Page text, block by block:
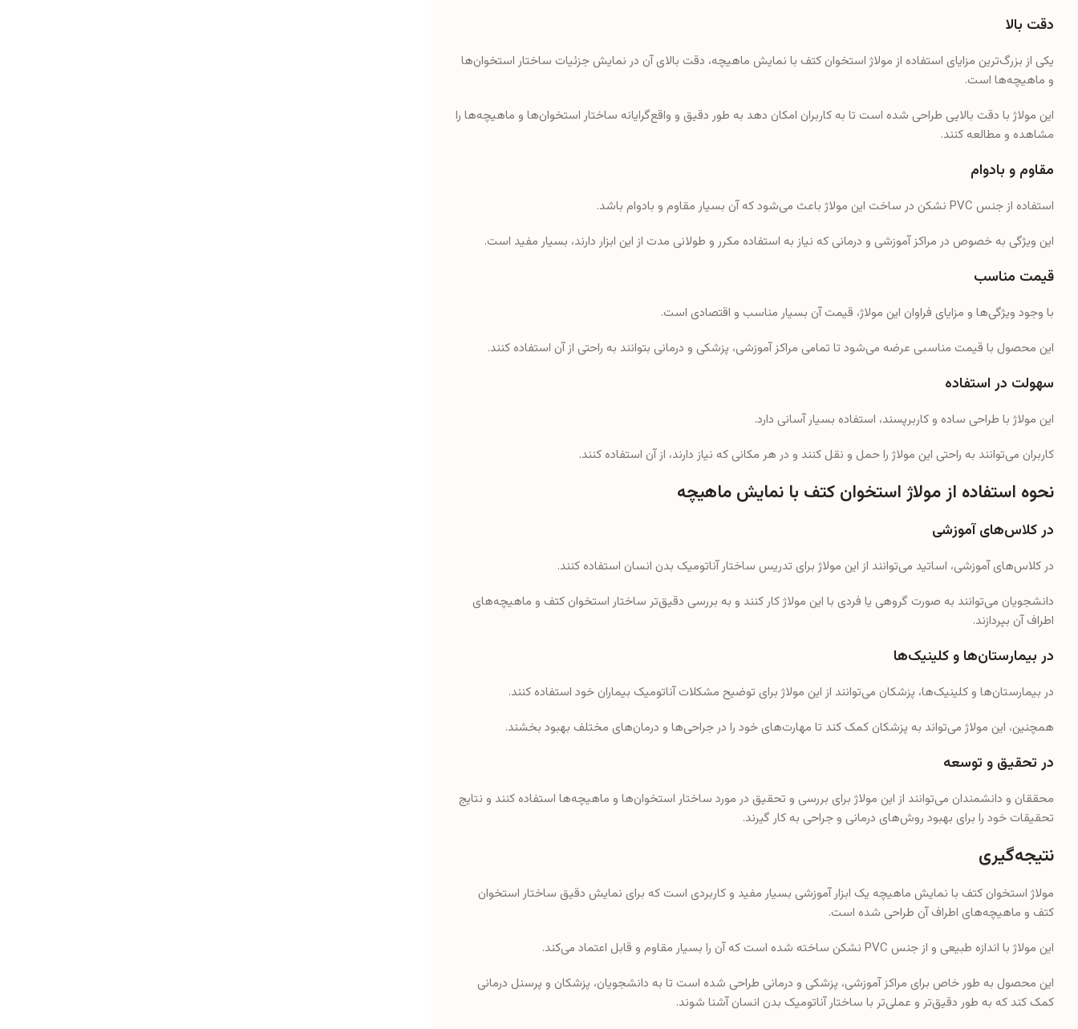
دقت بالا
یکی از بزرگ‌ترین مزایای استفاده از مولاژ استخوان کتف با نمایش ماهیچه، دقت بالای آن در نمایش جزئیات ساختار استخوان‌ها
و ماهیچه‌ها است.
این مولاژ با دقت بالایی طراحی شده است تا به کاربران امکان دهد به طور دقیق و واقع‌گرایانه ساختار استخوان‌ها و ماهیچه‌ها را
مشاهده و مطالعه کنند.
مقاوم و بادوام
استفاده از جنس PVC نشکن در ساخت این مولاژ باعث می‌شود که آن بسیار مقاوم و بادوام باشد.
این ویژگی به خصوص در مراکز آموزشی و درمانی که نیاز به استفاده مکرر و طولانی مدت از این ابزار دارند، بسیار مفید است.
قیمت مناسب
با وجود ویژگی‌ها و مزایای فراوان این مولاژ، قیمت آن بسیار مناسب و اقتصادی است.
این محصول با قیمت مناسبی عرضه می‌شود تا تمامی مراکز آموزشی، پزشکی و درمانی بتوانند به راحتی از آن استفاده کنند.
سهولت در استفاده
این مولاژ با طراحی ساده و کاربرپسند، استفاده بسیار آسانی دارد.
کاربران می‌توانند به راحتی این مولاژ را حمل و نقل کنند و در هر مکانی که نیاز دارند، از آن استفاده کنند.
نحوه استفاده از مولاژ استخوان کتف با نمایش ماهیچه
در کلاس‌های آموزشی
در کلاس‌های آموزشی، اساتید می‌توانند از این مولاژ برای تدریس ساختار آناتومیک بدن انسان استفاده کنند.
دانشجویان می‌توانند به صورت گروهی یا فردی با این مولاژ کار کنند و به بررسی دقیق‌تر ساختار استخوان کتف و ماهیچه‌های
اطراف آن بپردازند.
در بیمارستان‌ها و کلینیک‌ها
در بیمارستان‌ها و کلینیک‌ها، پزشکان می‌توانند از این مولاژ برای توضیح مشکلات آناتومیک بیماران خود استفاده کنند.
همچنین، این مولاژ می‌تواند به پزشکان کمک کند تا مهارت‌های خود را در جراحی‌ها و درمان‌های مختلف بهبود بخشند.
در تحقیق و توسعه
محققان و دانشمندان می‌توانند از این مولاژ برای بررسی و تحقیق در مورد ساختار استخوان‌ها و ماهیچه‌ها استفاده کنند و نتایج
تحقیقات خود را برای بهبود روش‌های درمانی و جراحی به کار گیرند.
نتیجه‌گیری
مولاژ استخوان کتف با نمایش ماهیچه یک ابزار آموزشی بسیار مفید و کاربردی است که برای نمایش دقیق ساختار استخوان
کتف و ماهیچه‌های اطراف آن طراحی شده است.
این مولاژ با اندازه طبیعی و از جنس PVC نشکن ساخته شده است که آن را بسیار مقاوم و قابل اعتماد می‌کند.
این محصول به طور خاص برای مراکز آموزشی، پزشکی و درمانی طراحی شده است تا به دانشجویان، پزشکان و پرسنل درمانی
کمک کند که به طور دقیق‌تر و عملی‌تر با ساختار آناتومیک بدن انسان آشنا شوند.